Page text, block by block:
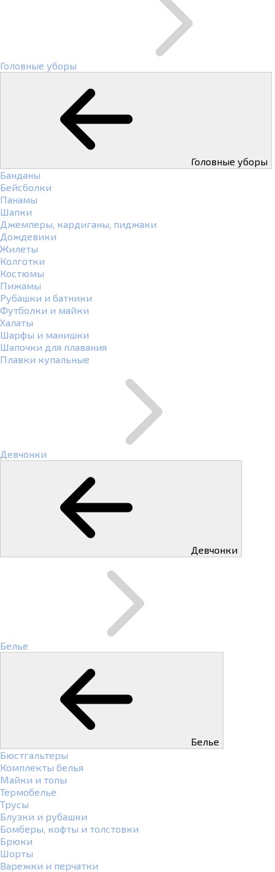
Головные уборы
Головные уборы
Банданы
Бейсболки
Панамы
Шапки
Джемперы, кардиганы, пиджаки
Дождевики
Жилеты
Колготки
Костюмы
Пижамы
Рубашки и батники
Футболки и майки
Халаты
Шарфы и манишки
Шапочки для плавания
Плавки купальные
Девчонки
Девчонки
Белье
Белье
Бюстгальтеры
Комплекты белья
Майки и топы
Термобелье
Трусы
Блузки и рубашки
Бомберы, кофты и толстовки
Брюки
Шорты
Варежки и перчатки